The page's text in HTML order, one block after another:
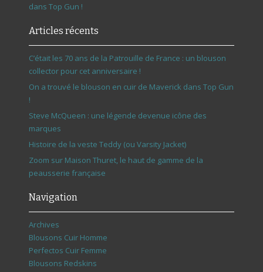
dans Top Gun !
Articles récents
C’était les 70 ans de la Patrouille de France : un blouson
collector pour cet anniversaire !
On a trouvé le blouson en cuir de Maverick dans Top Gun
!
Steve McQueen : une légende devenue icône des
marques
Histoire de la veste Teddy (ou Varsity Jacket)
Zoom sur Maison Thuret, le haut de gamme de la
peausserie française
Navigation
Archives
Blousons Cuir Homme
Perfectos Cuir Femme
Blousons Redskins